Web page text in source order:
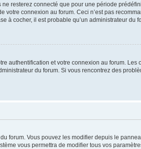
resterez connecté que pour une période
connexion au forum. Ceci n’est pas
à cocher, il est probable qu’un administrateur du
authentification et votre connexion au forum. Les
du forum. Si vous rencontrez des
forum. Vous pouvez les modifier depuis le
vous permettra de modifier tous vos